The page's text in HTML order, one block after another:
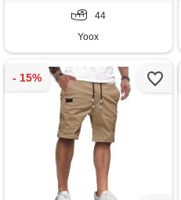
44
Yoox